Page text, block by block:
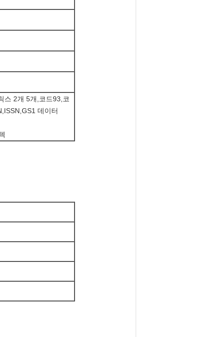
스 2개 5개,코드93,코
데이터